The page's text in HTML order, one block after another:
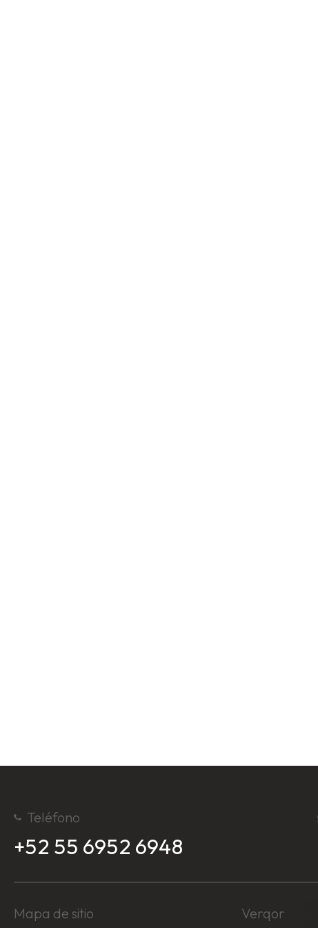
Teléfono
+52 55 6952 6948
Mapa de sitio Verqor